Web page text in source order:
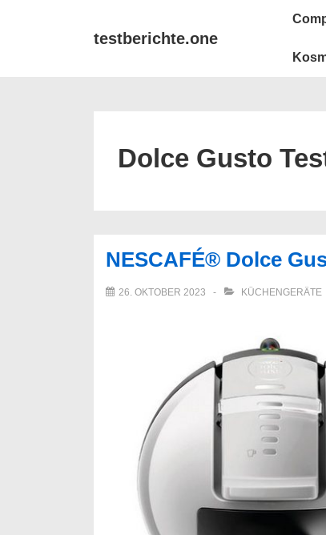
testberichte.one
Main
Dolce Gusto
NESCAFÉ® Dolce
26. OKTOBER 2023 KÜCHENGERÄTE